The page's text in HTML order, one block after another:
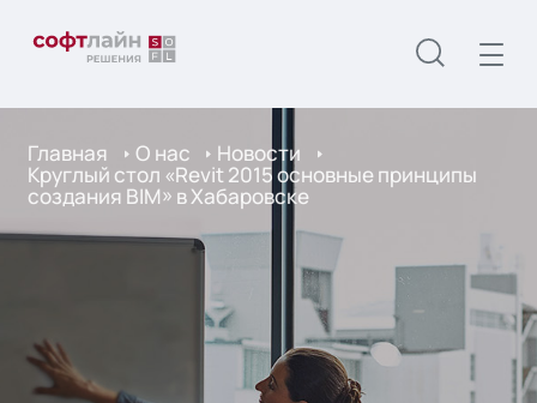
Главная О нас Новости
Круглый стол «Revit 2015 основные принципы
создания BIM» в Хабаровске